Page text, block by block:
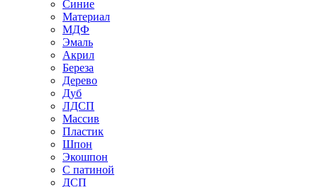
Синие
Материал
МДФ
Эмаль
Акрил
Береза
Дерево
Дуб
ЛДСП
Массив
Пластик
Шпон
Экошпон
С патиной
ДСП